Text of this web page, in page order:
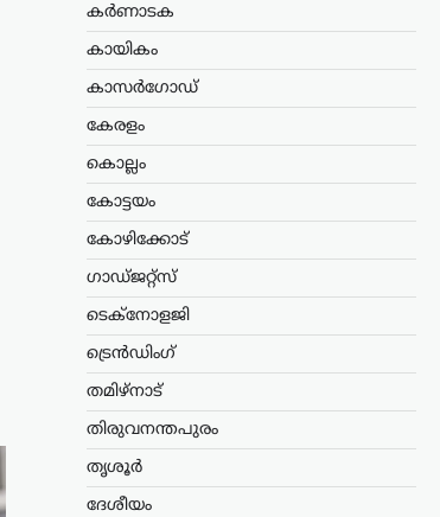
കർണാടക
കായികം
കാസർഗോഡ്
കേരളം
കൊല്ലം
കോട്ടയം
കോഴിക്കോട്
ഗാഡ്ജറ്റ്സ്
ടെക്നോളജി
ട്രെൻഡിംഗ്
തമിഴ്നാട്
തിരുവനന്തപുരം
തൃശൂർ
ദേശീയം